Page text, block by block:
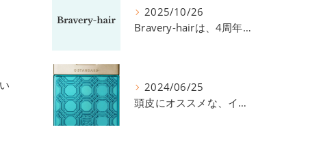
2025/10/26
Bravery-hairは、4周年を迎えました！
2024/06/25
頭皮にオススメな、イイスタンダードのスカルプ系シャンプー＆トリートメントです！